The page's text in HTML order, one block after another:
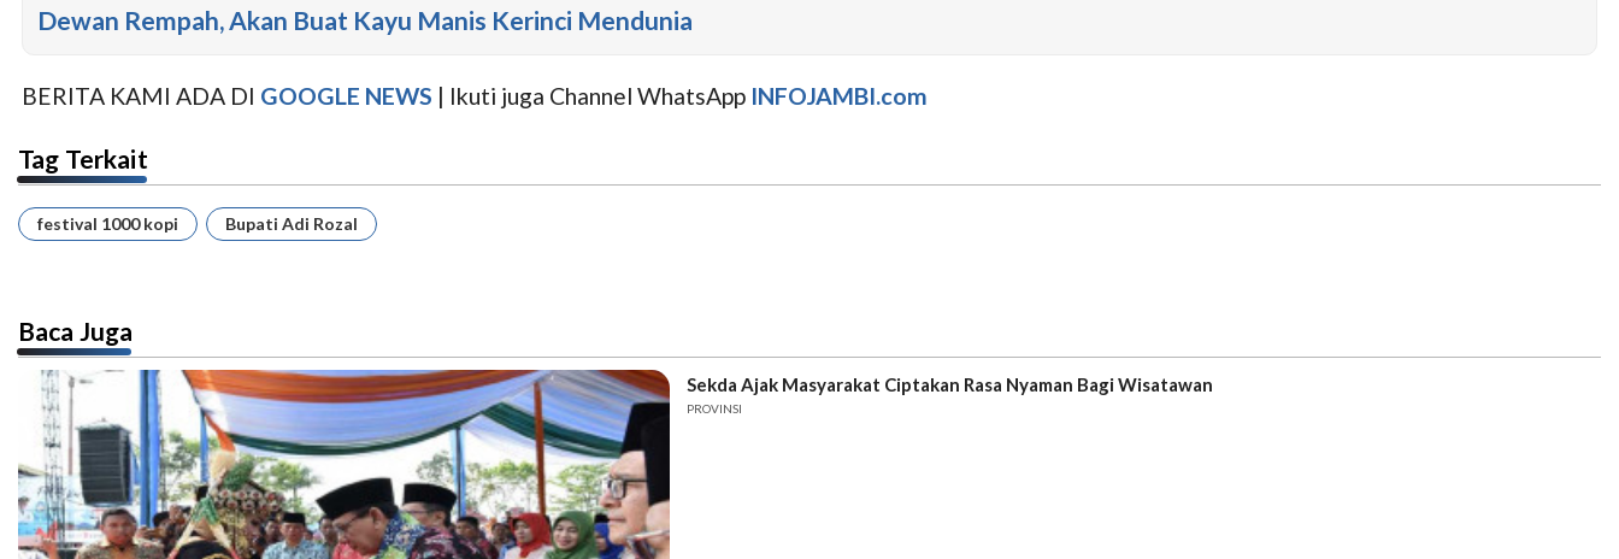
Dewan Rempah, Akan Buat Kayu Manis Kerinci Mendunia
BERITA KAMI ADA DI GOOGLE NEWS | Ikuti juga Channel WhatsApp INFOJAMBI.com
Tag Terkait
festival 1000 kopi Bupati Adi Rozal
Baca Juga
Sekda Ajak Masyarakat Ciptakan Rasa Nyaman Bagi Wisatawan
PROVINSI